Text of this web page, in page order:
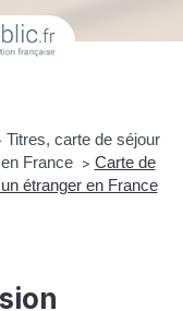
Titres, carte de séjour
France > Carte de
étranger en France